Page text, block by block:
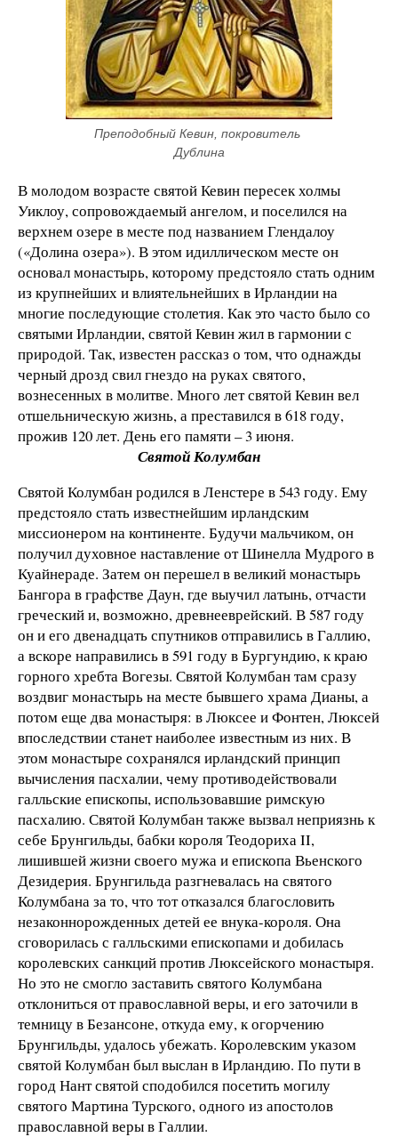
Преподобный Кевин, покровитель
Дублина
В молодом возрасте святой Кевин пересек холмы
Уиклоу, сопровождаемый ангелом, и поселился на
верхнем озере в месте под названием Глендалоу
(«Долина озера»). В этом идиллическом месте он
основал монастырь, которому предстояло стать одним
из крупнейших и влиятельнейших в Ирландии на
многие последующие столетия. Как это часто было со
святыми Ирландии, святой Кевин жил в гармонии с
природой. Так, известен рассказ о том, что однажды
черный дрозд свил гнездо на руках святого,
вознесенных в молитве. Много лет святой Кевин вел
отшельническую жизнь, а преставился в 618 году,
прожив 120 лет. День его памяти – 3 июня.
Святой Колумбан
Святой Колумбан родился в Ленстере в 543 году. Ему
предстояло стать известнейшим ирландским
миссионером на континенте. Будучи мальчиком, он
получил духовное наставление от Шинелла Мудрого в
Куайнераде. Затем он перешел в великий монастырь
Бангора в графстве Даун, где выучил латынь, отчасти
греческий и, возможно, древнееврейский. В 587 году
он и его двенадцать спутников отправились в Галлию,
а вскоре направились в 591 году в Бургундию, к краю
горного хребта Вогезы. Святой Колумбан там сразу
воздвиг монастырь на месте бывшего храма Дианы, а
потом еще два монастыря: в Люксее и Фонтен, Люксей
впоследствии станет наиболее известным из них. В
этом монастыре сохранялся ирландский принцип
вычисления пасхалии, чему противодействовали
галльские епископы, использовавшие римскую
пасхалию. Святой Колумбан также вызвал неприязнь к
себе Брунгильды, бабки короля Теодориха II,
лишившей жизни своего мужа и епископа Вьенского
Дезидерия. Брунгильда разгневалась на святого
Колумбана за то, что тот отказался благословить
незаконнорожденных детей ее внука-короля. Она
сговорилась с галльскими епископами и добилась
королевских санкций против Люксейского монастыря.
Но это не смогло заставить святого Колумбана
отклониться от православной веры, и его заточили в
темницу в Безансоне, откуда ему, к огорчению
Брунгильды, удалось убежать. Королевским указом
святой Колумбан был выслан в Ирландию. По пути в
город Нант святой сподобился посетить могилу
святого Мартина Турского, одного из апостолов
православной веры в Галлии.